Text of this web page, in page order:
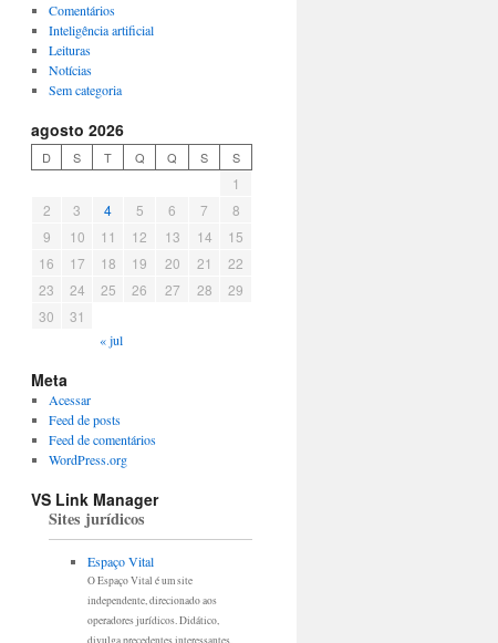
Comentários
Inteligência artificial
Leituras
Notícias
Sem categoria
agosto 2026
D S T Q Q S S
1
2
3 4 5 6 7
8
9
10 11 12 13 14
15
16
17 18 19 20 21
22
23
24 25 26 27 28
29
30
31
« jul
Meta
Acessar
Feed de posts
Feed de comentários
WordPress.org
VS Link Manager
Sites jurídicos
Espaço Vital
O Espaço Vital é um site
independente, direcionado aos
operadores jurídicos. Didático,